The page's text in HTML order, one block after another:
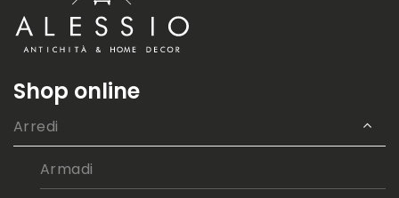
Shop online
Arredi
Armadi